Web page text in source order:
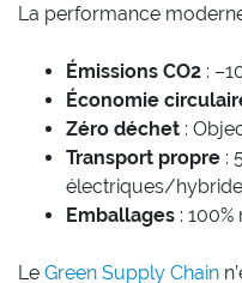
La performance
Émissions CO2 :
Économie
Zéro déchet :
Transport propre :
électriques/
Emballages :
Le Green Supply Chain